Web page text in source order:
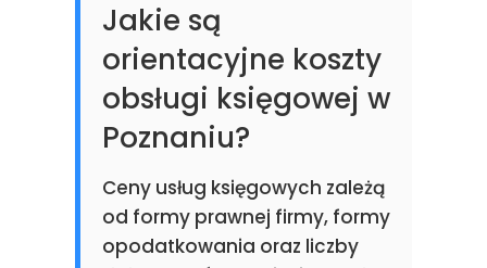
Jakie są
orientacyjne koszty
obsługi księgowej w
Poznaniu?
Ceny usług księgowych zależą
od formy prawnej firmy, formy
opodatkowania oraz liczby